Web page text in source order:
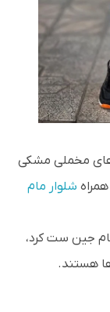
مخملی مشکی
شلوار مام
جین ست کرد،
هستند.